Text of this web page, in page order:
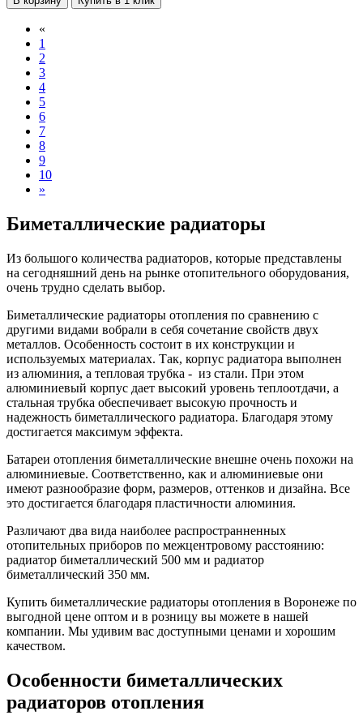
«
1
2
3
4
5
6
7
8
9
10
»
Биметаллические радиаторы
Из большого количества радиаторов, которые представлены
на сегодняшний день на рынке отопительного оборудования,
очень трудно сделать выбор.
Биметаллические радиаторы отопления по сравнению с
другими видами вобрали в себя сочетание свойств двух
металлов. Особенность состоит в их конструкции и
используемых материалах. Так, корпус радиатора выполнен
из алюминия, а тепловая трубка - из стали. При этом
алюминиевый корпус дает высокий уровень теплоотдачи, а
стальная трубка обеспечивает высокую прочность и
надежность биметаллического радиатора. Благодаря этому
достигается максимум эффекта.
Батареи отопления биметаллические внешне очень похожи на
алюминиевые. Соответственно, как и алюминиевые они
имеют разнообразие форм, размеров, оттенков и дизайна. Все
это достигается благодаря пластичности алюминия.
Различают два вида наиболее распространненных
отопительных приборов по межцентровому расстоянию:
радиатор биметаллический 500 мм и радиатор
биметаллический 350 мм.
Купить биметаллические радиаторы отопления в Воронеже по
выгодной цене оптом и в розницу вы можете в нашей
компании. Мы удивим вас доступными ценами и хорошим
качеством.
Особенности биметаллических
радиаторов отопления